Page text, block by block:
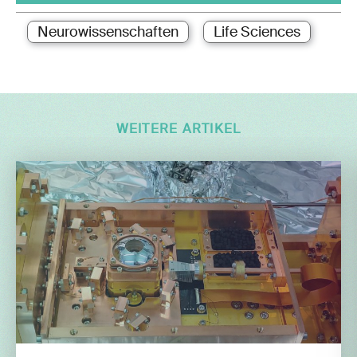
Neurowissenschaften Life Sciences
WEITERE ARTIKEL